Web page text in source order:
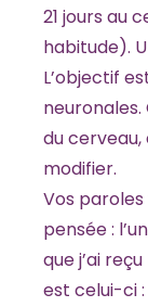
21 jours au
habitude).
L’objectif
du cerveau,
modifier.
Vos
pensée :
que j’ai
est celui-ci :